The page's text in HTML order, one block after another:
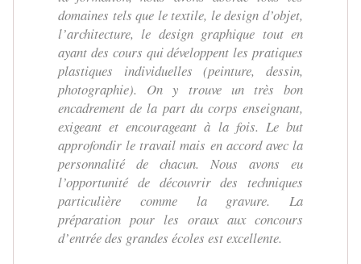
domaines tels que le textile, le design d’objet,
l’architecture, le design graphique tout en
ayant des cours qui développent les pratiques
plastiques individuelles (peinture, dessin,
photographie). On y trouve un très bon
encadrement de la part du corps enseignant,
exigeant et encourageant à la fois. Le but
approfondir le travail mais en accord avec la
personnalité de chacun. Nous avons eu
l’opportunité de découvrir des techniques
particulière comme la gravure. La
préparation pour les oraux aux concours
d’entrée des grandes écoles est excellente.